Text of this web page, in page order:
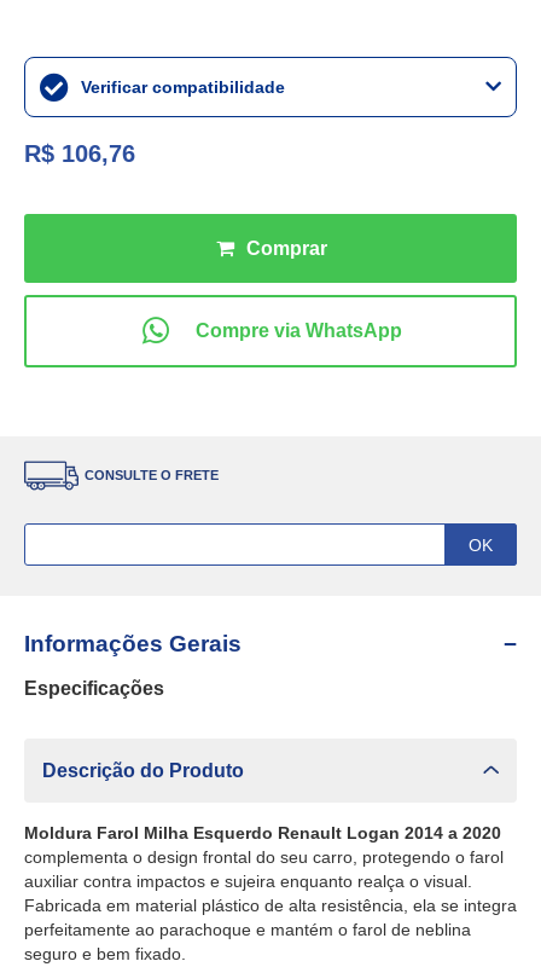
Verificar compatibilidade
R$ 106,76
CONSULTE O FRETE
Informações Gerais
Especificações
Descrição do Produto
Moldura Farol Milha Esquerdo Renault Logan 2014 a 2020
complementa o design frontal do seu carro, protegendo o farol
auxiliar contra impactos e sujeira enquanto realça o visual.
Fabricada em material plástico de alta resistência, ela se integra
perfeitamente ao parachoque e mantém o farol de neblina
seguro e bem fixado.